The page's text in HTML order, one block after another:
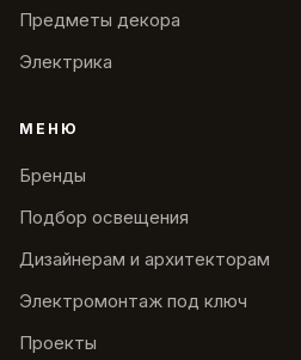
Предметы декора
Электрика
МЕНЮ
Бренды
Подбор освещения
Дизайнерам и архитекторам
Электромонтаж под ключ
Проекты